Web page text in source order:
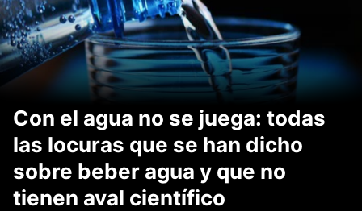
Con el agua no se juega: todas
las locuras que se han dicho
sobre beber agua y que no
tienen aval científico